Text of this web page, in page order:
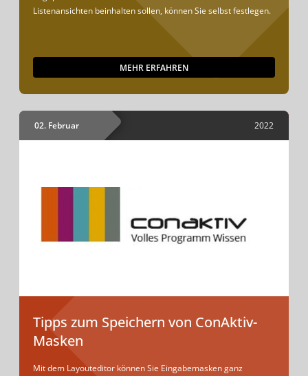
Listenansichten beinhalten sollen, können Sie selbst festlegen.
MEHR ERFAHREN
02. Februar 2022
Tipps zum Speichern von ConAktiv-
Masken
Mit dem Layouteditor können Sie Eingabemasken ganz